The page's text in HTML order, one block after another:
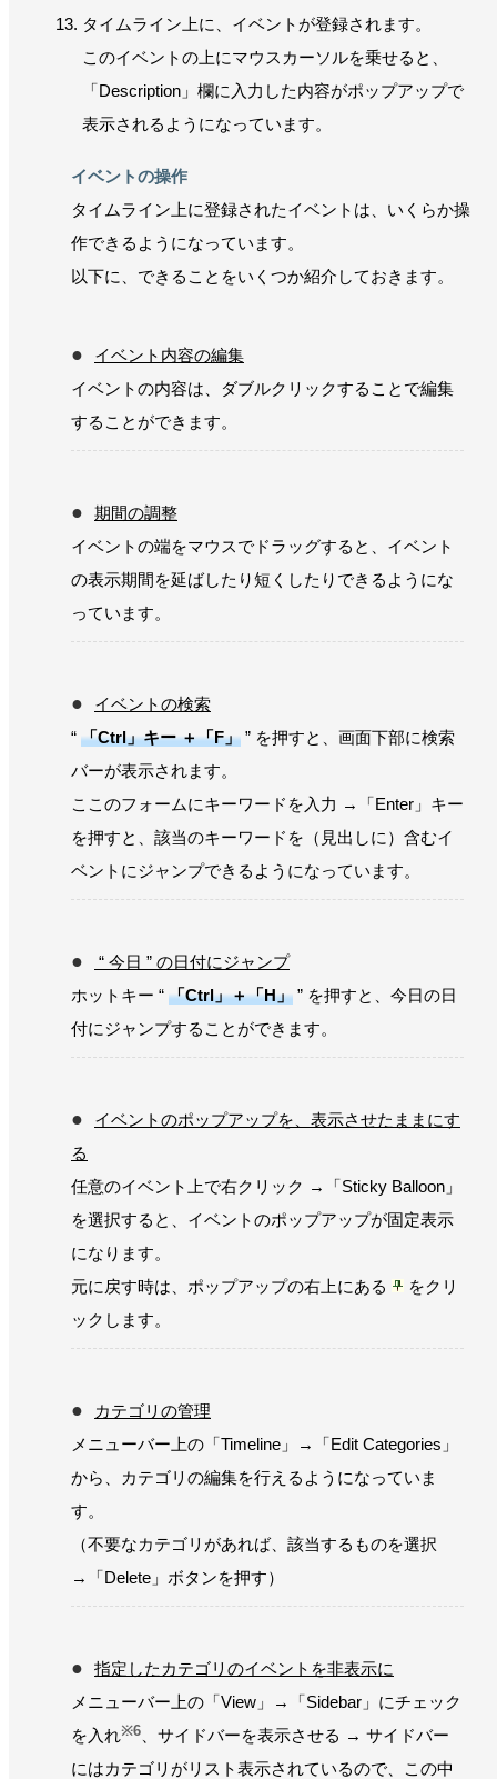
タイムライン上に、イベントが登録されます。
このイベントの上にマウスカーソルを乗せると、
「Description」欄に入力した内容がポップアップで
表示されるようになっています。
イベントの操作
タイムライン上に登録されたイベントは、いくらか操
作できるようになっています。
以下に、できることをいくつか紹介しておきます。
イベント内容の編集
イベントの内容は、ダブルクリックすることで編集
することができます。
期間の調整
イベントの端をマウスでドラッグすると、イベント
の表示期間を延ばしたり短くしたりできるようにな
っています。
イベントの検索
“ 「Ctrl」キー ＋「F」 ” を押すと、画面下部に検索
バーが表示されます。
ここのフォームにキーワードを入力 →「Enter」キー
を押すと、該当のキーワードを（見出しに）含むイ
ベントにジャンプできるようになっています。
“ 今日 ” の日付にジャンプ
ホットキー “ 「Ctrl」＋「H」 ” を押すと、今日の日
付にジャンプすることができます。
イベントのポップアップを、表示させたままにす
る
任意のイベント上で右クリック →「Sticky Balloon」
を選択すると、イベントのポップアップが固定表示
になります。
元に戻す時は、ポップアップの右上にある
をクリ
ックします。
カテゴリの管理
メニューバー上の「Timeline」→「Edit Categories」
から、カテゴリの編集を行えるようになっていま
す。
（不要なカテゴリがあれば、該当するものを選択
→「Delete」ボタンを押す）
指定したカテゴリのイベントを非表示に
メニューバー上の「View」→「Sidebar」にチェック
を入れ※6 、サイドバーを表示させる → サイドバー
にはカテゴリがリスト表示されているので、この中